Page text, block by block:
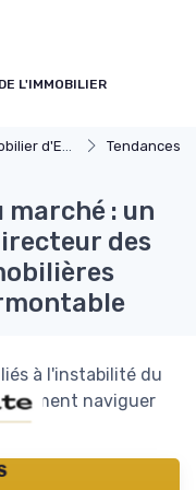
L'IMMOBILIER
Tendances du Marché
: un
des
à l'instabilité du
naviguer